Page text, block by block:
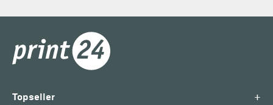
Topseller +